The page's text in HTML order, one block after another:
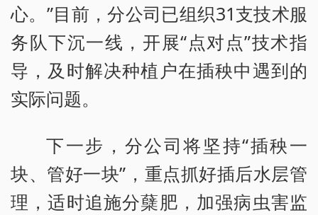
心。”目前，分公司已组织31支技术服
务队下沉一线，开展“点对点”技术指
导，及时解决种植户在插秧中遇到的
实际问题。
下一步，分公司将坚持“插秧一
块、管好一块”，重点抓好插后水层管
理，适时追施分蘖肥，加强病虫害监